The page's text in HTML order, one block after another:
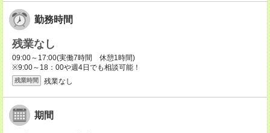
勤務時間
残業なし
09:00～17:00(実働7時間 休憩1時間)
※9:00～18：00や週4日でも相談可能！
残業時間 残業なし
期間